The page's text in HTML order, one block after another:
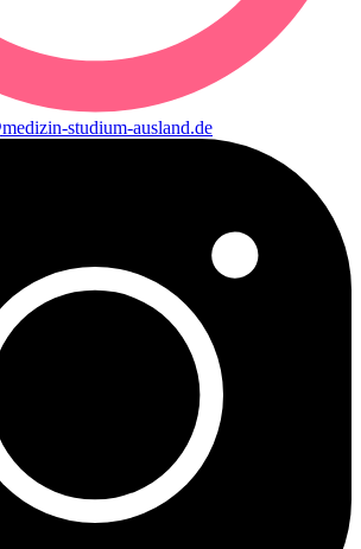
studium-ausland.de